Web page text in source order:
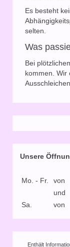
Es besteht
selten.
Was
Bei
kommen. Wir
Ausschleichen.
Unsere
Mo. - Fr. von
und
Sa.
von
Enthält